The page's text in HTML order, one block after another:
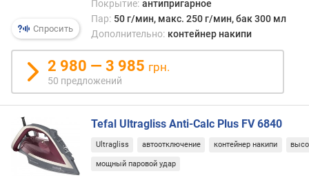
л
и
н
а
к
а
е
л
я
Спросить
Покрытие: антипригарное
Пар: 50 г/мин, макс. 250 г/мин, бак 300 мл
Дополнительно: контейнер накипи
2 980 — 3 985 грн.
50 предложений
Tefal Ultragliss Anti-Calc Plus FV 6840
Ultragliss автоотключение контейнер накипи
мощный паровой удар